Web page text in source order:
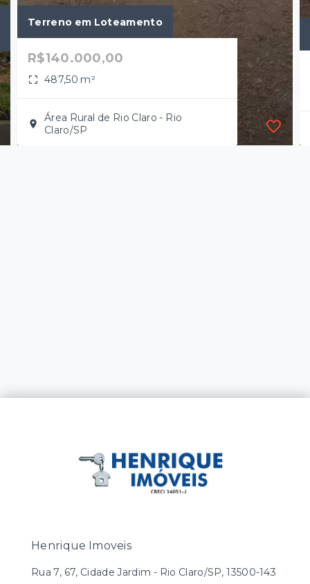
Terreno em Loteamento
R$140.000,00
487,50 m²
Área Rural de Rio Claro - Rio
Claro/SP
Henrique Imoveis
Rua 7, 67, Cidade Jardim - Rio Claro/SP, 13500-143